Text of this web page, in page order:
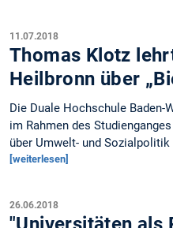
11.07.2018
Thomas Klotz
Heilbronn über
Die Duale Hochschule
im Rahmen des
über Umwelt- und Sozialpolitik
[weiterlesen]
26.06.2018